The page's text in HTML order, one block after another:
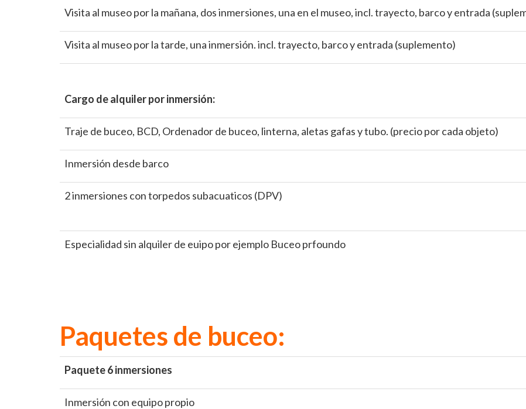
Visita al museo por la mañana, dos inmersiones, una en el museo, incl. trayecto, barco y entrada
Visita al museo por la tarde, una inmersión. incl. trayecto, barco y entrada (suplemento)
Cargo de alquiler por inmersión:
Traje de buceo, BCD, Ordenador de buceo, linterna, aletas gafas y tubo. (precio por cada objeto)
Inmersión desde barco
2 inmersiones con torpedos subacuaticos (DPV)
Especialidad sin alquiler de euipo por ejemplo Buceo prfoundo
Paquetes de buceo:
Paquete 6 inmersiones
Inmersión con equipo propio